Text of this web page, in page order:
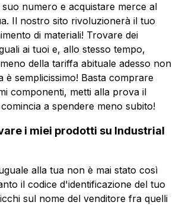
numero e acquistare merce al
Il nostro sito rivoluzionerà il tuo
di materiali! Trovare dei
ai tuoi e, allo stesso tempo,
della tariffa abituale adesso non
è semplicissimo! Basta comprare
componenti, metti alla prova il
a spendere meno subito!
i miei prodotti su Industrial
alla tua non è mai stato così
il codice d'identificazione del tuo
sul nome del venditore fra quelli